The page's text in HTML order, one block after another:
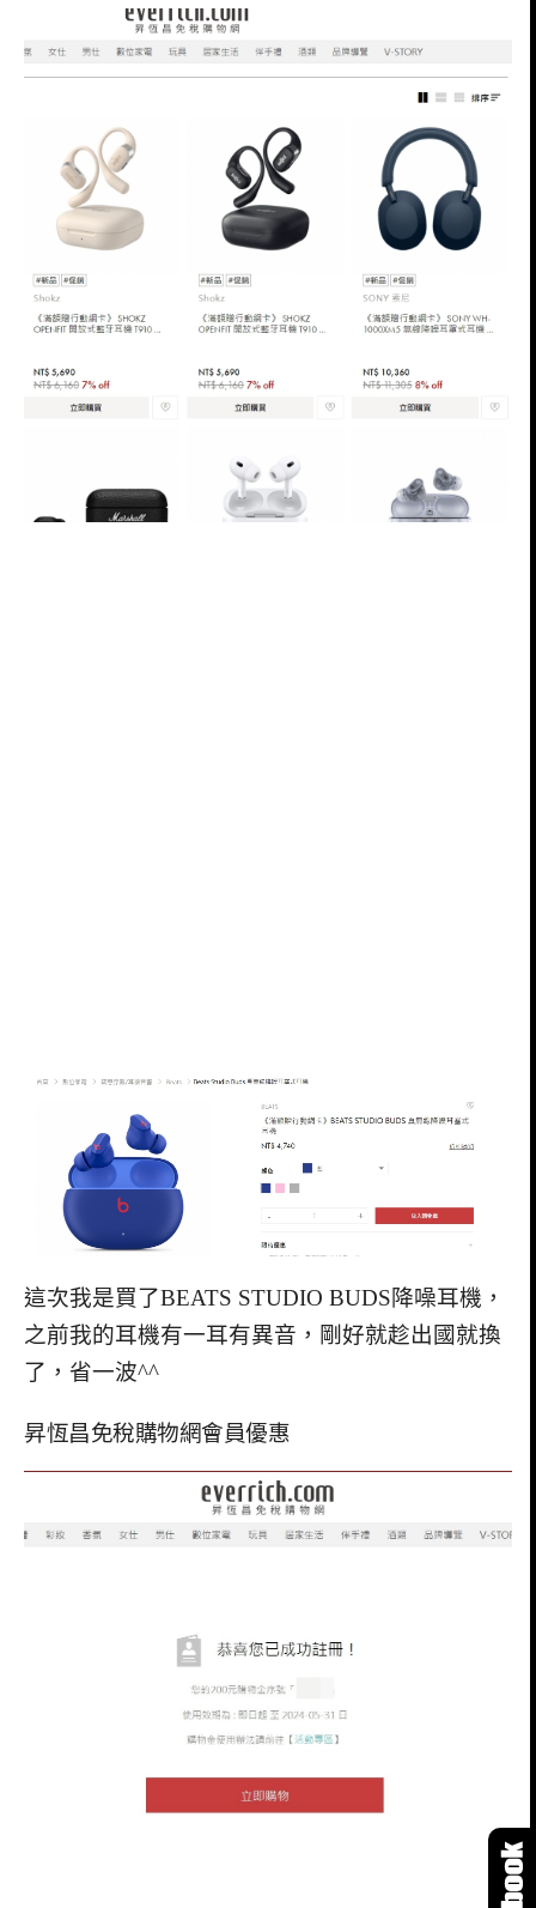
這次我是買了BEATS STUDIO BUDS降噪耳機，
之前我的耳機有一耳有異音，剛好就趁出國就換
了，省一波^^
昇恆昌免稅購物網會員優惠